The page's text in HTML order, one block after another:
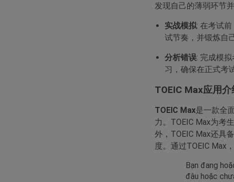
发现自己的薄弱环节并
实战模拟: 在考试
试节奏，并锻炼自
分析错误: 完成模
习，确保在正式考
TOEIC Max应用介
TOEIC Max是一款全
力。TOEIC Max为考
外，TOEIC Max还具
度。通过TOEIC Max
Bạn đang
đâu hoặc